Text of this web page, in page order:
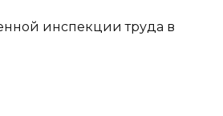
инспекции труда в